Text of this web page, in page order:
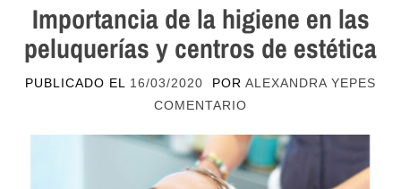
Importancia de la higiene en las
peluquerías y centros de estética
PUBLICADO EL 16/03/2020 POR ALEXANDRA YEPES
COMENTARIO